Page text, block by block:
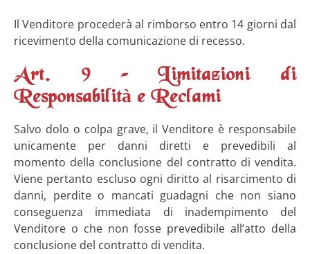
Il Venditore procederà al rimborso entro 14 giorni dal
ricevimento della comunicazione di recesso.
Art. 9 – Limitazioni di
Responsabilità e Reclami
Salvo dolo o colpa grave, il Venditore è responsabile
unicamente per danni diretti e prevedibili al
momento della conclusione del contratto di vendita.
Viene pertanto escluso ogni diritto al risarcimento di
danni, perdite o mancati guadagni che non siano
conseguenza immediata di inadempimento del
Venditore o che non fosse prevedibile all’atto della
conclusione del contratto di vendita.